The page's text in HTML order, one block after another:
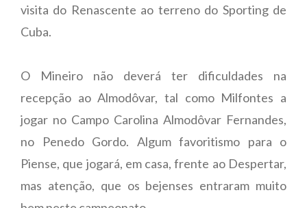
visita do Renascente ao terreno do Sporting de
Cuba.
O Mineiro não deverá ter dificuldades na
recepção ao Almodôvar, tal como Milfontes a
jogar no Campo Carolina Almodôvar Fernandes,
no Penedo Gordo. Algum favoritismo para o
Piense, que jogará, em casa, frente ao Despertar,
mas atenção, que os bejenses entraram muito